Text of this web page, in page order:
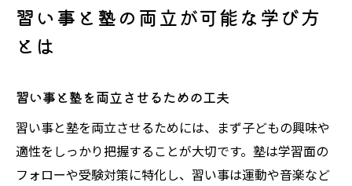
習い事と塾の両立が可能な学び方
とは
習い事と塾を両立させるための工夫
習い事と塾を両立させるためには、まず子どもの興味や
適性をしっかり把握することが大切です。塾は学習面の
フォローや受験対策に特化し、習い事は運動や音楽など